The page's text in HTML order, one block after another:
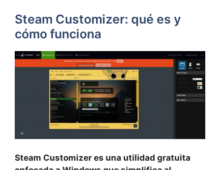
Steam Customizer: qué es y
cómo funciona
Steam Customizer es una utilidad gratuita